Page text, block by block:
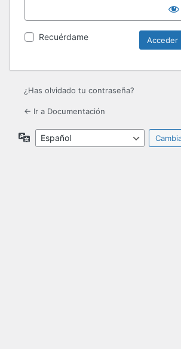
Recuérdame
¿Has olvidado tu contraseña?
← Ir a Documentación
Idioma